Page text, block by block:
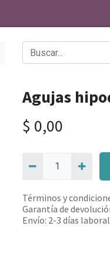
Agujas
$ 0,00
Términos y
Garantía de
Envío: 2-3 días